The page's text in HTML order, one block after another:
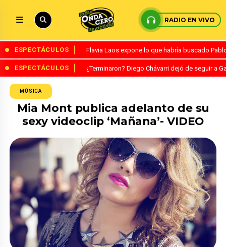
RADIO EN VIVO
ESPECTÁCULOS Flavia Laos expone lo que habría buscado
ESPECTÁCULOS ¿Terminaron? Diego Chávarri dejó de seguir a
MÚSICA
Mia Mont publica adelanto de su
sexy videoclip ‘Mañana’- VIDEO